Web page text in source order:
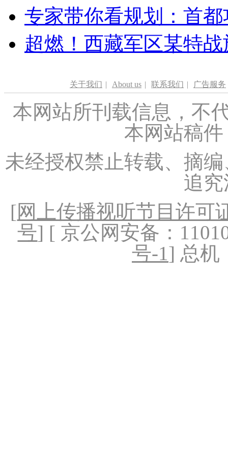
专家带你看规划：首
超燃！西藏军区某特
关于我们 | About us | 联系我们 | 广告服务
本网站所刊载信息，不
本网站稿
未经授权禁止转载、摘
追
[网上传播视听节目许可
号] [ 京公网安备：
号-1] 总机